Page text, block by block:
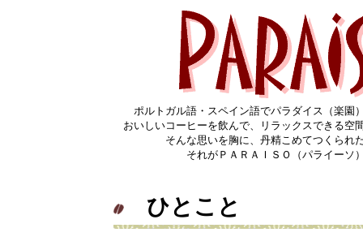
ポルトガル語・スペイン語でパラダイス（楽園
おいしいコーヒーを飲んで、リラックスできる空
そんな思いを胸に、丹精こめてつくられ
それがＰＡＲＡＩＳＯ（パライーソ
ひとこと